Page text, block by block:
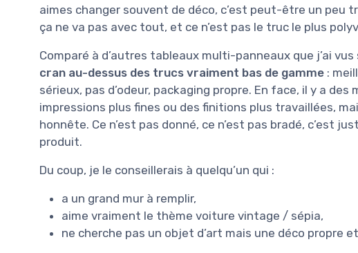
aimes changer souvent de déco, c’est peut-être un peu
ça ne va pas avec tout, et ce n’est pas le truc le plus
Comparé à d’autres tableaux multi-panneaux que j’ai
cran au-dessus des trucs vraiment bas de gamme :
sérieux, pas d’odeur, packaging propre. En face, il y a
impressions plus fines ou des finitions plus travaillées,
honnête. Ce n’est pas donné, ce n’est pas bradé, c’est
produit.
Du coup, je le conseillerais à quelqu’un qui :
a un grand mur à remplir,
aime vraiment le thème voiture vintage / sépia,
ne cherche pas un objet d’art mais une déco propre